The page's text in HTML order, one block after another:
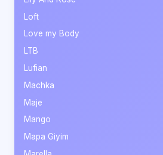
Loft
Love my Body
LTB
Lufian
Machka
Maje
Mango
Mapa Giyim